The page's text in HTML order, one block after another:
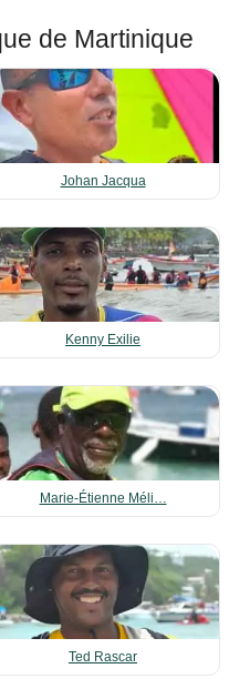
de Martinique
Johan Jacqua
Kenny Exilie
Marie‑Étienne Méli…
Ted Rascar